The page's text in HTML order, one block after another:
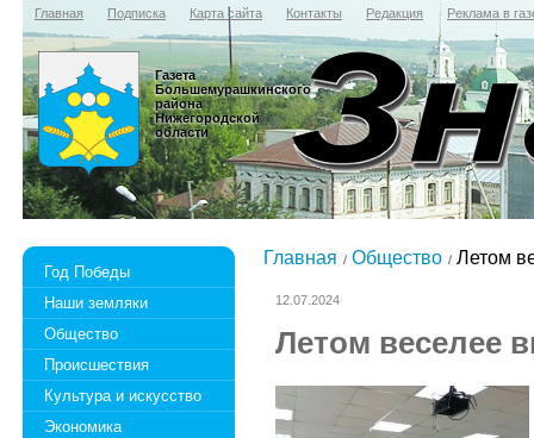
Главная Подписка Карта сайта Контакты Редакция Реклама в
Газета
Большемурашкинского
района
Нижегородской
области
Год Победы
Наши земляки
Общество
Происшествия
Культура и искусство
Экономика
Главная Общество Летом
12.07.2024
Летом веселее